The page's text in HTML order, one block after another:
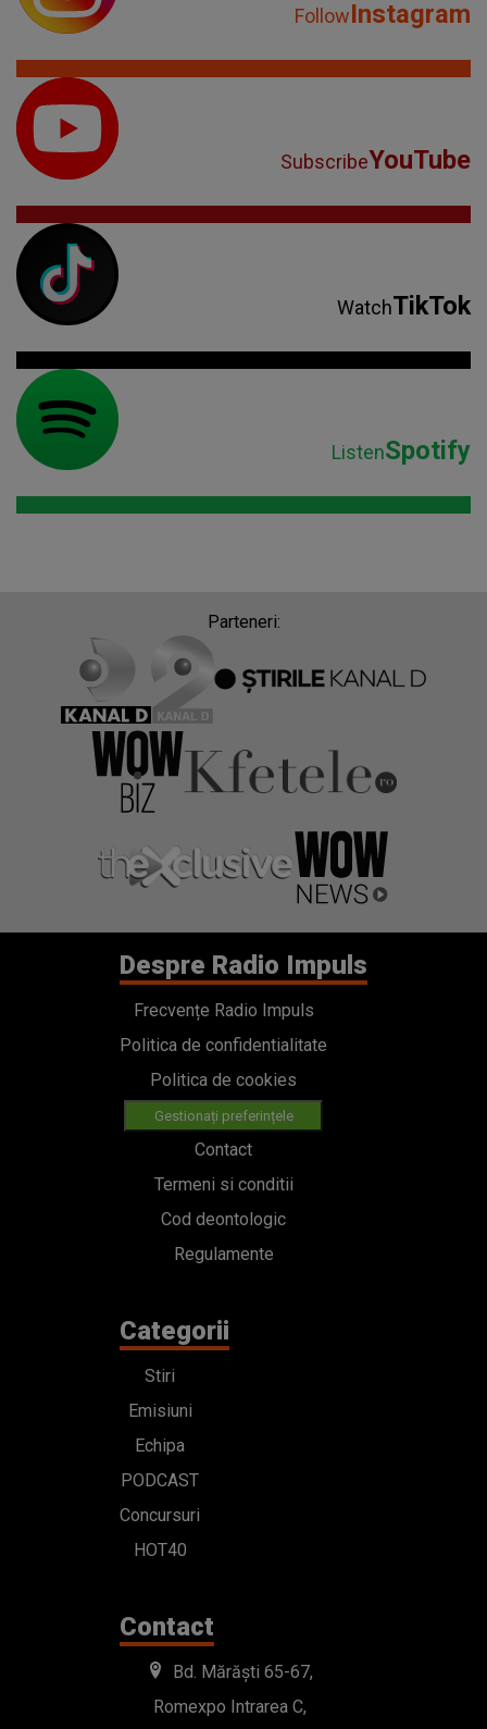
FollowInstagram
SubscribeYouTube
WatchTikTok
ListenSpotify
Parteneri:
Despre Radio Impuls
Frecvențe Radio Impuls
Politica de confidentialitate
Politica de cookies
Gestionați preferințele
Contact
Termeni si conditii
Cod deontologic
Regulamente
Categorii
Stiri
Emisiuni
Echipa
PODCAST
Concursuri
HOT40
Contact
Bd. Mărăști 65-67,
Romexpo Intrarea C,